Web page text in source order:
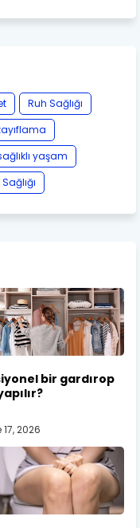
Ruh Sağlığı
yaşam
bir gardırop
2026